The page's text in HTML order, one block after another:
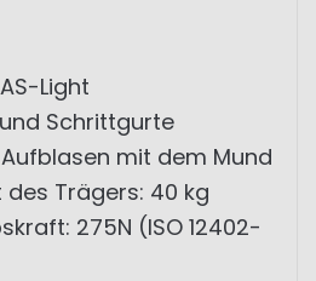
Light
Schrittgurte
mit dem Mund
Trägers: 40 kg
275N (ISO 12402-